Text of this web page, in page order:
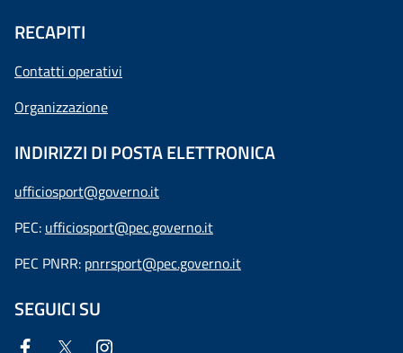
RECAPITI
Contatti operativi
Organizzazione
INDIRIZZI DI POSTA ELETTRONICA
ufficiosport@governo.it
PEC: ufficiosport@pec.governo.it
PEC PNRR: pnrrsport@pec.governo.it
SEGUICI SU